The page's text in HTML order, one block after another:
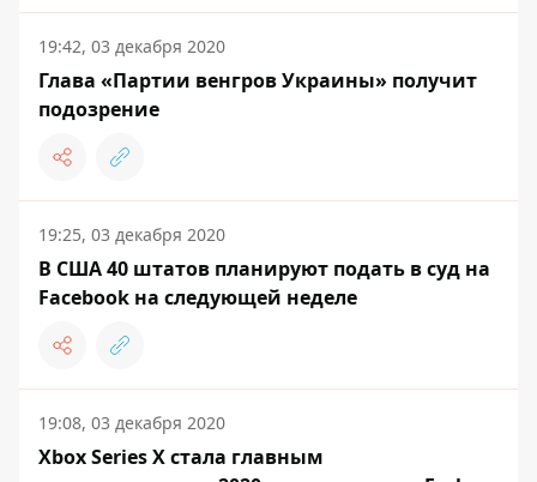
19:42, 03 декабря 2020
Глава «Партии венгров Украины» получит
подозрение
19:25, 03 декабря 2020
В США 40 штатов планируют подать в суд на
Facebook на следующей неделе
19:08, 03 декабря 2020
Xbox Series X стала главным